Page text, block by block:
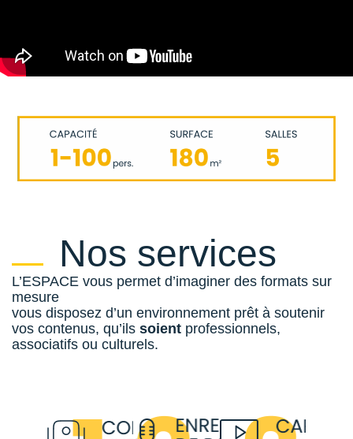
Nos services
L’ESPACE vous permet d’imaginer des formats sur
mesure
vous disposez d’un environnement prêt à soutenir
vos contenus, qu’ils soient professionnels,
associatifs ou culturels.